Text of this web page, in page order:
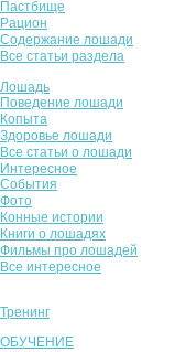
Пастбище
Рацион
Содержание лошади
Все статьи раздела
Лошадь
Поведение лошади
Копыта
Здоровье лошади
Все статьи о лошади
Интересное
События
Фото
Конные истории
Книги о лошадях
Фильмы про лошадей
Все интересное
Тренинг
ОБУЧЕНИЕ